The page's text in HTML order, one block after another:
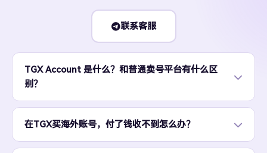
联系客服
TGX Account 是什么？和普通卖号平台有什么区
别？
在TGX买海外账号，付了钱收不到怎么办？